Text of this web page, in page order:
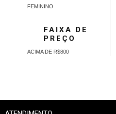
FEMININO
FAIXA DE
PREÇO
ACIMA DE R$800